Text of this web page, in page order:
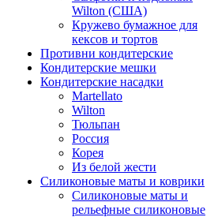
Wilton (США)
Кружево бумажное для
кексов и тортов
Противни кондитерские
Кондитерские мешки
Кондитерские насадки
Martellato
Wilton
Тюльпан
Россия
Корея
Из белой жести
Силиконовые маты и коврики
Силиконовые маты и
рельефные силиконовые